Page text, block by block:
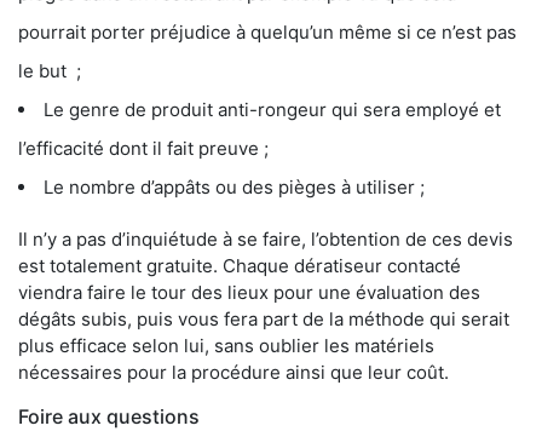
pourrait porter préjudice à quelqu’un même si ce n’est pas
le but ;
Le genre de produit anti-rongeur qui sera employé et
l’efficacité dont il fait preuve ;
Le nombre d’appâts ou des pièges à utiliser ;
Il n’y a pas d’inquiétude à se faire, l’obtention de ces devis
est totalement gratuite. Chaque dératiseur contacté
viendra faire le tour des lieux pour une évaluation des
dégâts subis, puis vous fera part de la méthode qui serait
plus efficace selon lui, sans oublier les matériels
nécessaires pour la procédure ainsi que leur coût.
Foire aux questions